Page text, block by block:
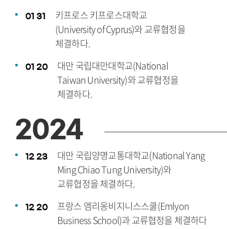
01 31
키프로스 키프로스대학교
(University of Cyprus)와 교류협정을
체결하다.
01 20
대만 국립대만대학교(National
Taiwan University)와 교류협정을
체결하다.
2024
12 23
대만 국립양명교통대학교(National Yang
Ming Chiao Tung University)와
교류협정을 체결하다.
12 20
프랑스 엠리옹비지니스스쿨(Emlyon
Business School)과 교류협정을 체결하다